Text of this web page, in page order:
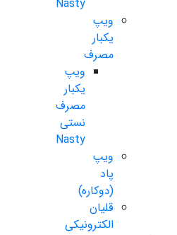
Nasty
ویپ
یکبار
مصرف
ویپ
یکبار
مصرف
نستی
Nasty
ویپ
پاد
(دوکاره)
قلیان
الکترونیکی